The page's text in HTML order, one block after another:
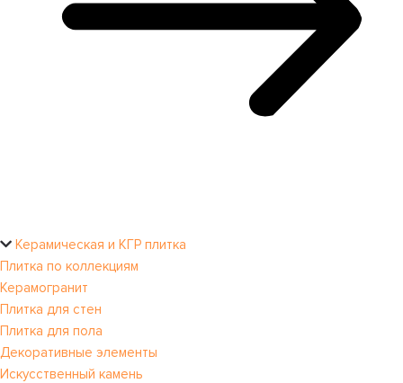
Керамическая и КГР плитка
Плитка по коллекциям
Керамогранит
Плитка для стен
Плитка для пола
Декоративные элементы
Искусственный камень